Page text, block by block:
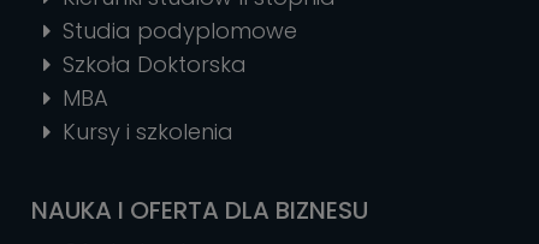
Studia podyplomowe
Szkoła Doktorska
MBA
Kursy i szkolenia
NAUKA I OFERTA DLA BIZNESU